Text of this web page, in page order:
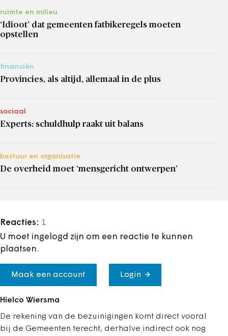
ruimte en milieu
‘Idioot’ dat gemeenten fatbikeregels moeten
opstellen
financiën
Provincies, als altijd, allemaal in de plus
sociaal
Experts: schuldhulp raakt uit balans
bestuur en organisatie
De overheid moet ‘mensgericht ontwerpen’
Reacties: 1
U moet ingelogd zijn om een reactie te kunnen
plaatsen.
Maak een account Login
Hielco Wiersma
De rekening van de bezuinigingen komt direct vooral
bij de Gemeenten terecht, derhalve indirect ook nog